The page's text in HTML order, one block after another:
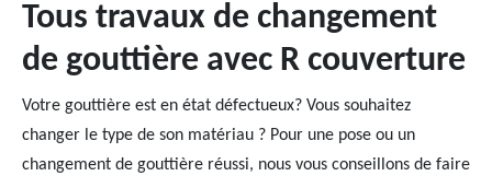
Tous travaux de changement
de gouttière avec R couverture
Votre gouttière est en état défectueux? Vous souhaitez
changer le type de son matériau ? Pour une pose ou un
changement de gouttière réussi, nous vous conseillons de faire